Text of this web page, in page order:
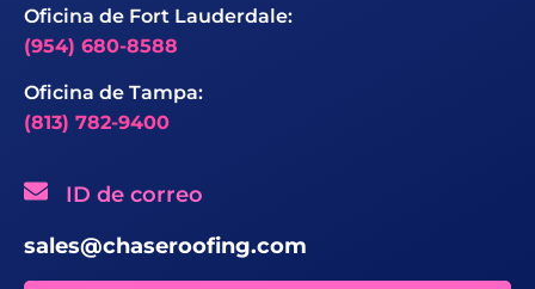
Oficina de Fort Lauderdale:
(954) 680-8588
Oficina de Tampa:
(813) 782-9400
ID de correo
sales@chaseroofing.com